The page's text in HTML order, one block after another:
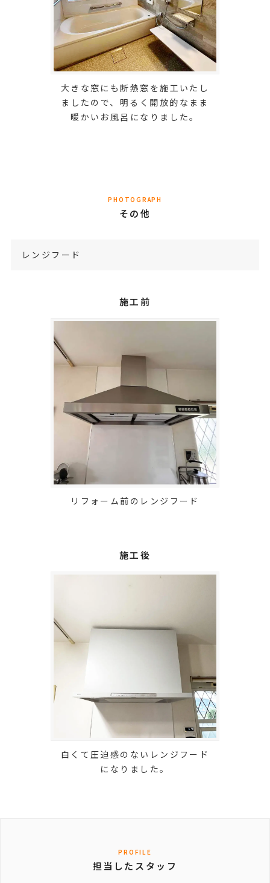
大きな窓にも断熱窓を施工いたし
ましたので、明るく開放的なまま
暖かいお風呂になりました。
PHOTOGRAPH
その他
レンジフード
施工前
リフォーム前のレンジフード
施工後
白くて圧迫感のないレンジフード
になりました。
PROFILE
担当したスタッフ